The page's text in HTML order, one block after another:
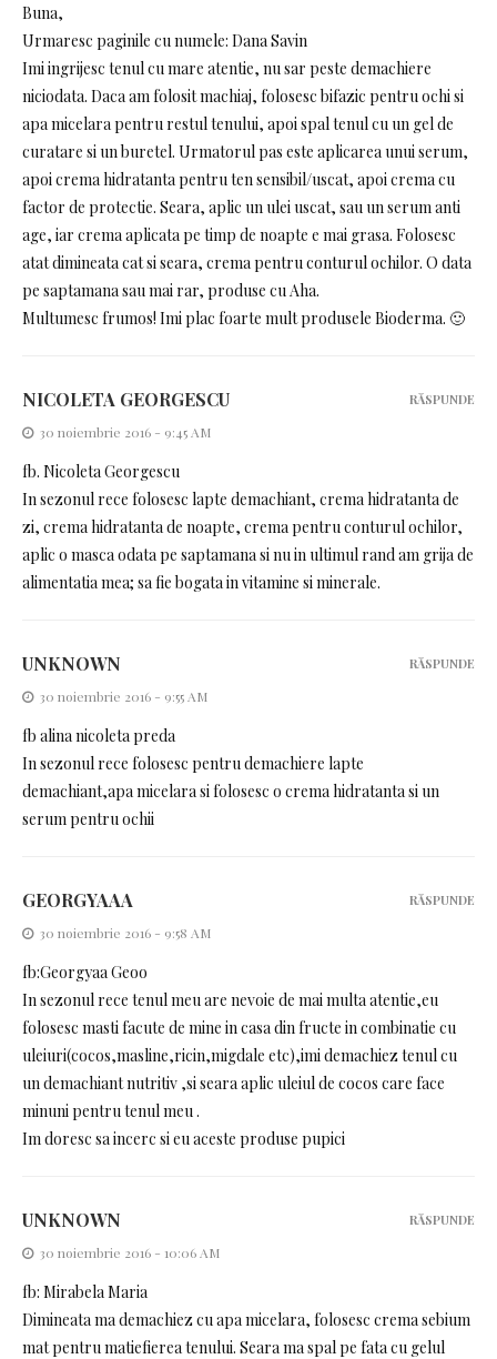
Buna,
Urmaresc paginile cu numele: Dana Savin
Imi ingrijesc tenul cu mare atentie, nu sar peste demachiere
niciodata. Daca am folosit machiaj, folosesc bifazic pentru ochi si
apa micelara pentru restul tenului, apoi spal tenul cu un gel de
curatare si un buretel. Urmatorul pas este aplicarea unui serum,
apoi crema hidratanta pentru ten sensibil/uscat, apoi crema cu
factor de protectie. Seara, aplic un ulei uscat, sau un serum anti
age, iar crema aplicata pe timp de noapte e mai grasa. Folosesc
atat dimineata cat si seara, crema pentru conturul ochilor. O data
pe saptamana sau mai rar, produse cu Aha.
Multumesc frumos! Imi plac foarte mult produsele Bioderma. 🙂
NICOLETA GEORGESCU
30 noiembrie 2016 - 9:45 AM
fb. Nicoleta Georgescu
In sezonul rece folosesc lapte demachiant, crema hidratanta de
zi, crema hidratanta de noapte, crema pentru conturul ochilor,
aplic o masca odata pe saptamana si nu in ultimul rand am grija de
alimentatia mea; sa fie bogata in vitamine si minerale.
RĂSPUNDE
UNKNOWN
30 noiembrie 2016 - 9:55 AM
fb alina nicoleta preda
In sezonul rece folosesc pentru demachiere lapte
demachiant,apa micelara si folosesc o crema hidratanta si un
serum pentru ochii
RĂSPUNDE
GEORGYAAA
30 noiembrie 2016 - 9:58 AM
fb:Georgyaa Geoo
In sezonul rece tenul meu are nevoie de mai multa atentie,eu
folosesc masti facute de mine in casa din fructe in combinatie cu
uleiuri(cocos,masline,ricin,migdale etc),imi demachiez tenul cu
un demachiant nutritiv ,si seara aplic uleiul de cocos care face
minuni pentru tenul meu .
Im doresc sa incerc si eu aceste produse pupici
RĂSPUNDE
UNKNOWN
30 noiembrie 2016 - 10:06 AM
fb: Mirabela Maria
Dimineata ma demachiez cu apa micelara, folosesc crema sebium
mat pentru matiefierea tenului. Seara ma spal pe fata cu gelul
RĂSPUNDE